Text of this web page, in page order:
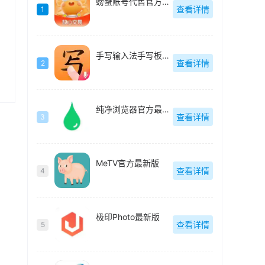
1 查看详情
2
手写输入法手写板最新版
查看详情
3
纯净浏览器官方最新版
查看详情
4
MeTV官方最新版
查看详情
5
极印Photo最新版
查看详情